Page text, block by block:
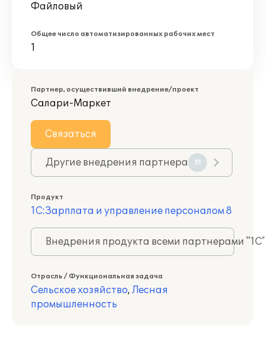
Файловый
Общее число автоматизированных рабочих мест
1
Партнер, осуществивший внедрение/проект
Салари-Маркет
Связаться
Другие внедрения партнера 51
Продукт
1С:Зарплата и управление персоналом 8
Внедрения продукта всеми партнерами
Отрасль / Функциональная задача
Сельское хозяйство, Лесная
промышленность